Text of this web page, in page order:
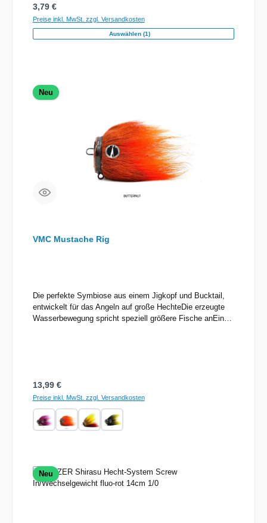
Regulärer Preis:
3,79 €
Preise inkl. MwSt. zzgl. Versandkosten
Auswählen (1)
Neu
VMC Mustache Rig
Die perfekte Symbiose aus einem Jigkopf und Bucktail,
entwickelt für das Angeln auf große HechteDie erzeugte
Wasserbewegung spricht speziell größere Fische anEin
Regulärer Preis:
13,99 €
Preise inkl. MwSt. zzgl. Versandkosten
Neu